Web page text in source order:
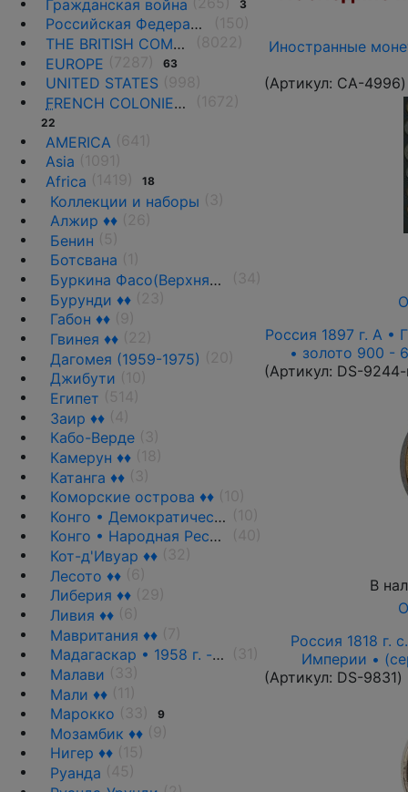
Гражданская война 3
Российская Федерация(1992 г.-н.д.)
THE BRITISH COMMONWEALTH
EUROPE
63
UNITED STATES
FRENCH COLONIES AND THE TERRITORIES
22
AMERICA
Asia
Africa
18
Коллекции и наборы
Алжир ♦♦
Бенин
Ботсвана
Буркина Фасо(Верхняя Вольта)
Бурунди ♦♦
Габон ♦♦
Гвинея ♦♦
Дагомея (1959-1975)
Джибути
Египет
Заир ♦♦
Кабо-Верде
Камерун ♦♦
Катанга ♦♦
Коморские острова ♦♦
Конго • Демократическая Республика
Конго • Народная Республика ♦♦
Кот-д'Ивуар ♦♦
Лесото ♦♦
Либерия ♦♦
Ливия ♦♦
Мавритания ♦♦
Мадагаскар • 1958 г. - н.д.
Малави
Мали ♦♦
Марокко
9
Мозамбик ♦♦
Нигер ♦♦
Руанда
Иностранные
(Артикул: CA-4996)
Россия 1897 г. А •
• золото 900 -
(Артикул: DS-
В
Россия 1818 г.
Империи •
(Артикул: DS-9831)